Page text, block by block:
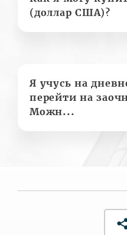
(доллар США)?
Я учусь на
перейти на
Можн...